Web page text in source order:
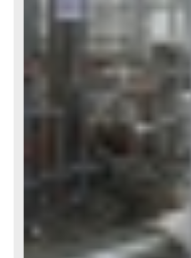
LẮP ĐẶT HỆ THỐNG LỌC